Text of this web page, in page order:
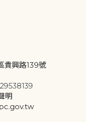
貴興路139號
明